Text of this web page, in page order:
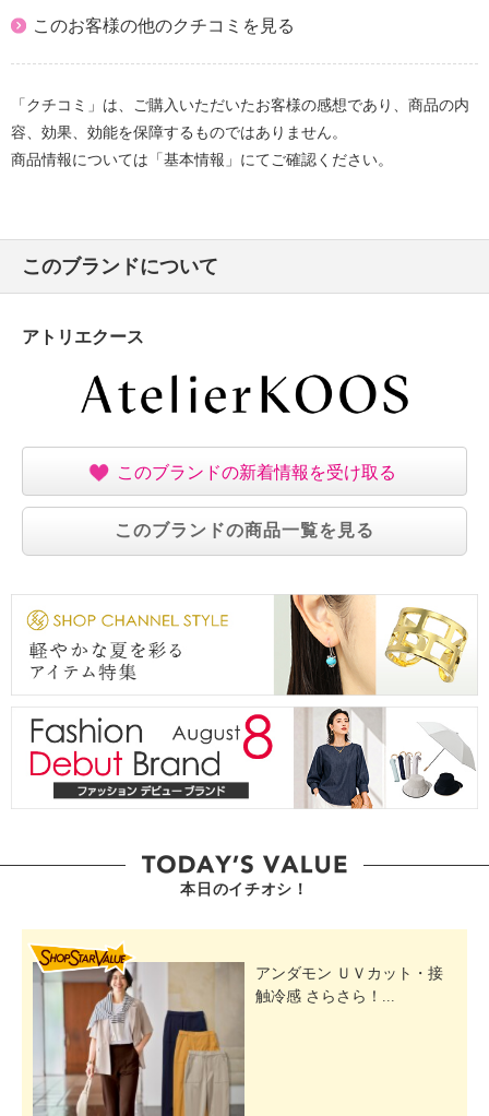
このお客様の他のクチコミを見る
「クチコミ」は、ご購入いただいたお客様の感想であり、商品の内
容、効果、効能を保障するものではありません。
商品情報については「基本情報」にてご確認ください。
このブランドについて
アトリエクース
このブランドの新着情報を受け取る
このブランドの商品一覧を見る
本日のイチオシ！
アンダモン ＵＶカット・接
触冷感 さらさら！...